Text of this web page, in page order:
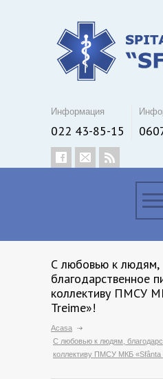
Информация
022 43-85-15
С любовью к людям,
благодарственное
коллективу ПМСУ
Treime»!
Acasa
С любовью к людям,
коллективу ПМСУ МКБ «Sfânta